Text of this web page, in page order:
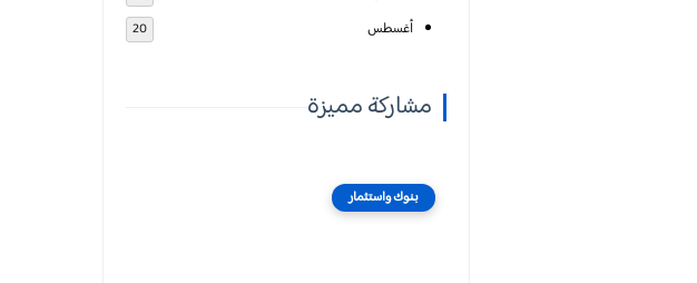
أغسطس 20
مشاركة مميزة
بنوك واستثمار